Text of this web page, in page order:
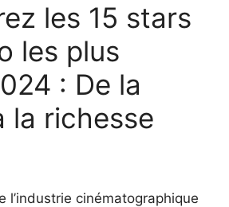
les 15 stars
les plus
: De la
la richesse
l’industrie cinématographique